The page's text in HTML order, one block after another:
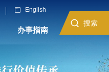
English
办事指南
搜索